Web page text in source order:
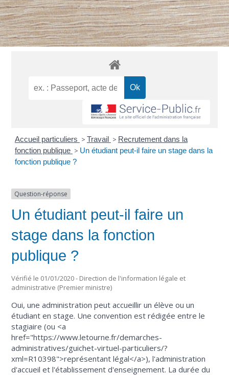
Accueil particuliers > Travail > Recrutement dans la
fonction publique > Un étudiant peut-il faire un stage dans la
fonction publique ?
Question-réponse
Un étudiant peut-il faire un
stage dans la fonction
publique ?
Vérifié le 01/01/2020 - Direction de l'information légale et
administrative (Premier ministre)
Oui, une administration peut accueillir un élève ou un
étudiant en stage. Une convention est rédigée entre le
stagiaire (ou <a
href="https://www.letourne.fr/demarches-
administratives/guichet-virtuel-particuliers/?
xml=R10398">représentant légal</a>), l'administration
d'accueil et l'établissement d'enseignement. La durée du